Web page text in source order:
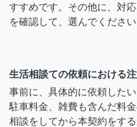
すすめです。その他に、対
を確認して、選んでください
生活相談ての依頼における
事前に、具体的に依頼した
駐車料金、雑費も含んだ料
相談をしてから本契約をす